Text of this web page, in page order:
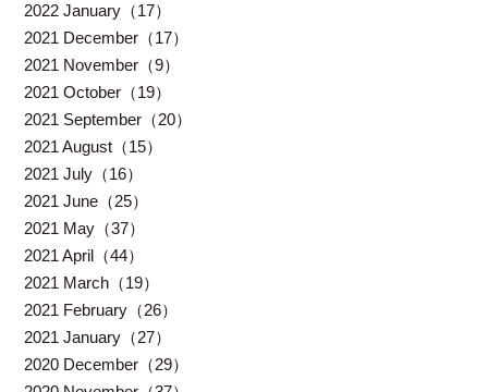
2022 January（17）
2021 December（17）
2021 November（9）
2021 October（19）
2021 September（20）
2021 August（15）
2021 July（16）
2021 June（25）
2021 May（37）
2021 April（44）
2021 March（19）
2021 February（26）
2021 January（27）
2020 December（29）